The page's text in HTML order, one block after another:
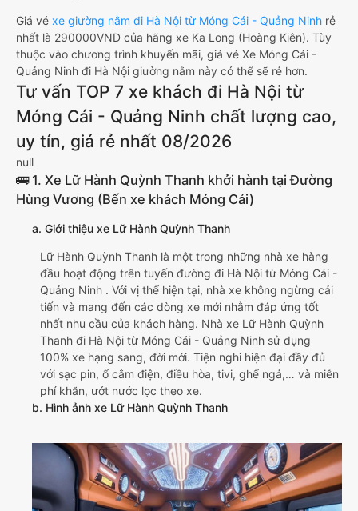
Giá vé xe giường nằm đi Hà Nội từ Móng Cái - Quảng Ninh rẻ
nhất là 290000VND của hãng xe Ka Long (Hoàng Kiên). Tùy
thuộc vào chương trình khuyến mãi, giá vé Xe Móng Cái -
Quảng Ninh đi Hà Nội giường nằm này có thể sẽ rẻ hơn.
Tư vấn TOP 7 xe khách đi Hà Nội từ
Móng Cái - Quảng Ninh chất lượng cao,
uy tín, giá rẻ nhất 08/2026
null
🚌 1. Xe Lữ Hành Quỳnh Thanh khởi hành tại Đường
Hùng Vương (Bến xe khách Móng Cái)
a. Giới thiệu xe Lữ Hành Quỳnh Thanh
Lữ Hành Quỳnh Thanh là một trong những nhà xe hàng
đầu hoạt động trên tuyến đường đi Hà Nội từ Móng Cái -
Quảng Ninh . Với vị thế hiện tại, nhà xe không ngừng cải
tiến và mang đến các dòng xe mới nhằm đáp ứng tốt
nhất nhu cầu của khách hàng. Nhà xe Lữ Hành Quỳnh
Thanh đi Hà Nội từ Móng Cái - Quảng Ninh sử dụng
100% xe hạng sang, đời mới. Tiện nghi hiện đại đầy đủ
với sạc pin, ổ cắm điện, điều hòa, tivi, ghế ngả,… và miễn
phí khăn, ướt nước lọc theo xe.
b. Hình ảnh xe Lữ Hành Quỳnh Thanh